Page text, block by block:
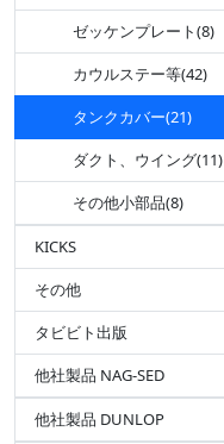
ゼッケンプレート(8)
カウルステー等(42)
タンクカバー(21)
ダクト、ウイング(11)
その他小部品(8)
KICKS
その他
タビビト出版
他社製品 NAG-SED
他社製品 DUNLOP